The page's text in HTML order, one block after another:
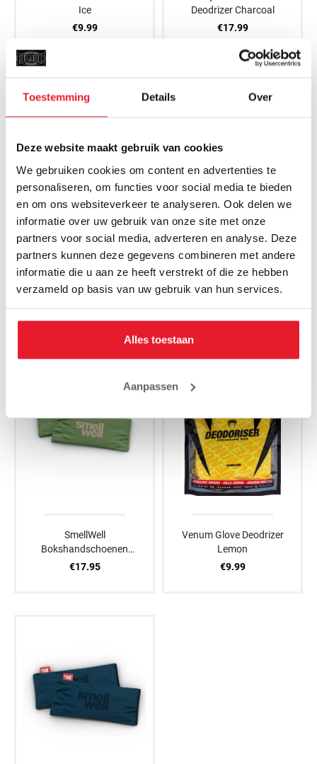
Toestemming Details Over
Deze website maakt gebruik van cookies
We gebruiken cookies om content en advertenties te
personaliseren, om functies voor social media te bieden
en om ons websiteverkeer te analyseren. Ook delen we
informatie over uw gebruik van onze site met onze
partners voor social media, adverteren en analyse. Deze
partners kunnen deze gegevens combineren met andere
informatie die u aan ze heeft verstrekt of die ze hebben
verzameld op basis van uw gebruik van hun services.
Alles toestaan
Aanpassen
Ice
€9.99
Deodrizer Charcoal
€17.99
Bokshandschoenen
Verfrissers Active XL
€17.95
Lavender
€9.99
SmellWell
Bokshandschoenen
Verfrissers Active XL
€17.95
Venum Glove Deodrizer
Lemon
€9.99